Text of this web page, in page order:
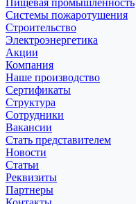
Пищевая промышленность
Системы пожаротушения
Строительство
Электроэнергетика
Акции
Компания
Наше производство
Сертификаты
Структура
Сотрудники
Вакансии
Стать представителем
Новости
Статьи
Реквизиты
Партнеры